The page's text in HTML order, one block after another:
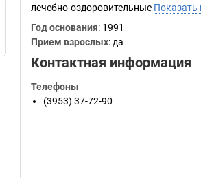
лечебно-оздоровительные Показать
Год основания: 1991
Прием взрослых: да
Контактная информация
Телефоны
(3953) 37-72-90